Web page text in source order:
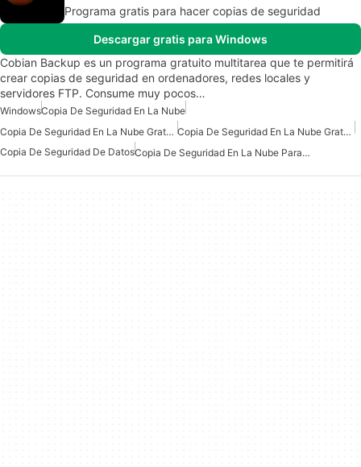
Programa gratis para hacer copias de seguridad
Descargar gratis para Windows
Cobian Backup es un programa gratuito multitarea que te permitirá
crear copias de seguridad en ordenadores, redes locales y
servidores FTP. Consume muy pocos…
WindowsCopia De Seguridad En La Nube
Copia De Seguridad En La Nube Gratuita Para Windows
Copia De Seguridad En La Nube Gratuita
Copia De Seguridad De Datos
Copia De Seguridad En La Nube Para Windows